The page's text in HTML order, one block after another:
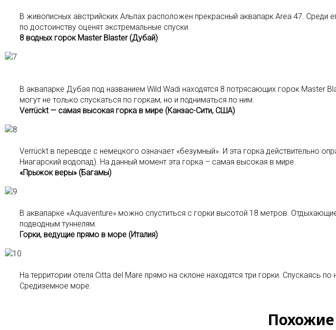
В живописных австрийских Альпах расположен прекрасный аквапарк Area 47.
по достоинству оценят экстремальные спуски.
8 водных горок Master Blaster (Дубай)
В аквапарке Дубая под названием Wild Wadi находятся 8 потрясающих горок Master
могут не только спускаться по горкам, но и подниматься по ним.
Verrückt — самая высокая горка в мире (Канзас-Сити, США)
Verrückt в переводе с немецкого означает «безумный». И эта горка действительно
Ниагарский водопад). На данный момент эта горка – самая высокая в мире.
«Прыжок веры» (Багамы)
В аквапарке «Aquaventure» можно спуститься с горки высотой 18 метров.
подводным туннелям.
Горки, ведущие прямо в море (Италия)
На территории отеля Citta del Mare прямо на склоне находятся три горки.
Средиземное море.
Похожие